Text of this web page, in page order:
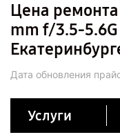
Цена
mm f/3.5-5.6G
Дата обновления
Услуги